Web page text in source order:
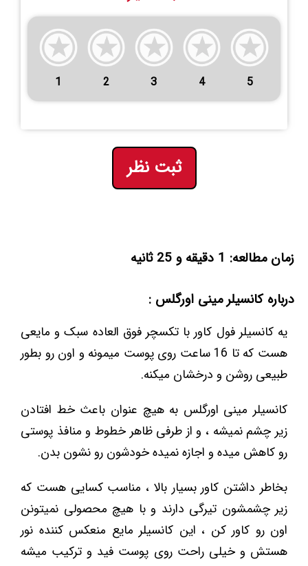
1 2 3 4 5
ثبت نظر
زمان مطالعه: 1 دقیقه و 25 ثانیه
درباره کانسیلر مینی اورگلس :
یه کانسیلر فول کاور با تکسچر فوق العاده سبک و مایعی
هست که تا 16 ساعت روی پوست میمونه و اون رو بطور
طبیعی روشن و درخشان میکنه.
کانسیلر مینی اورگلس به هیچ عنوان باعث خط افتادن
زیر چشم نمیشه ، و از طرفی ظاهر خطوط و منافذ پوستی
رو کاهش میده و اجازه نمیده خودشون رو نشون بدن.
بخاطر داشتن کاور بسیار بالا ، مناسب کسایی هست که
زیر چشمشون تیرگی دارند و با هیچ محصولی نمیتونن
اون رو کاور کن ، این کانسیلر مایع منعکس کننده نور
هستش و خیلی راحت روی پوست فید و ترکیب میشه